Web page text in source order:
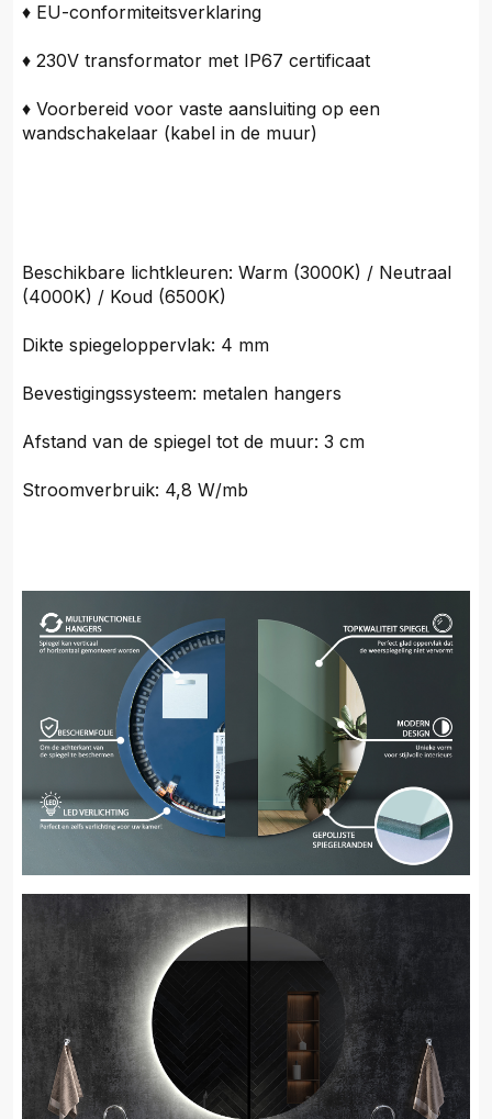
♦ EU-conformiteitsverklaring
♦ 230V transformator met IP67 certificaat
♦ Voorbereid voor vaste aansluiting op een
wandschakelaar (kabel in de muur)
Beschikbare lichtkleuren: Warm (3000K) / Neutraal
(4000K) / Koud (6500K)
Dikte spiegeloppervlak: 4 mm
Bevestigingssysteem: metalen hangers
Afstand van de spiegel tot de muur: 3 cm
Stroomverbruik: 4,8 W/mb